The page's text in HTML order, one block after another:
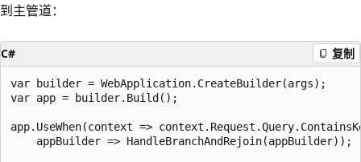
到主管道：
C# 复制
var builder = WebApplication.CreateBuilder(args);
var app = builder.Build();
app.UseWhen(context =>
    appBuilder => HandleBranchAndRejoin(appBuilder));